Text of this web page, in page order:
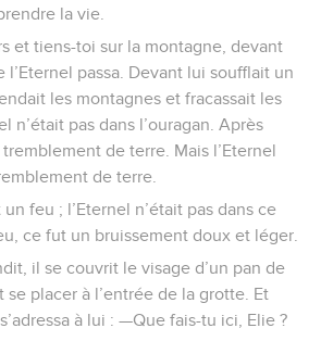
la vie.
et tiens-toi sur la montagne, devant
l’Eternel passa. Devant lui soufflait un
les montagnes et fracassait les
n’était pas dans l’ouragan. Après
de terre. Mais l’Eternel
de terre.
feu ; l’Eternel n’était pas dans ce
ce fut un bruissement doux et léger.
il se couvrit le visage d’un pan de
se placer à l’entrée de la grotte. Et
à lui : —Que fais-tu ici, Elie ?